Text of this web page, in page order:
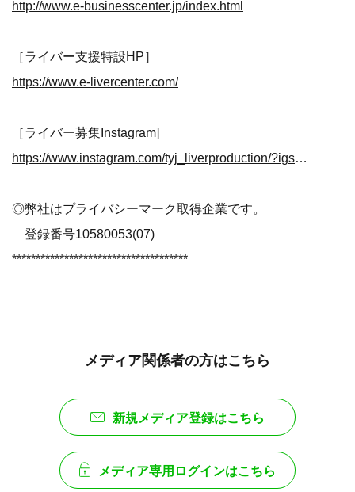
http://www.e-businesscenter.jp/index.html
［ライバー支援特設HP］
https://www.e-livercenter.com/
［ライバー募集Instagram]
https://www.instagram.com/tyj_liverproduction/?igshid=10y10rg0vvess
◎弊社はプライバシーマーク取得企業です。
登録番号10580053(07)
*************************************
メディア関係者の方はこちら
新規メディア登録はこちら
メディア専用ログインはこちら